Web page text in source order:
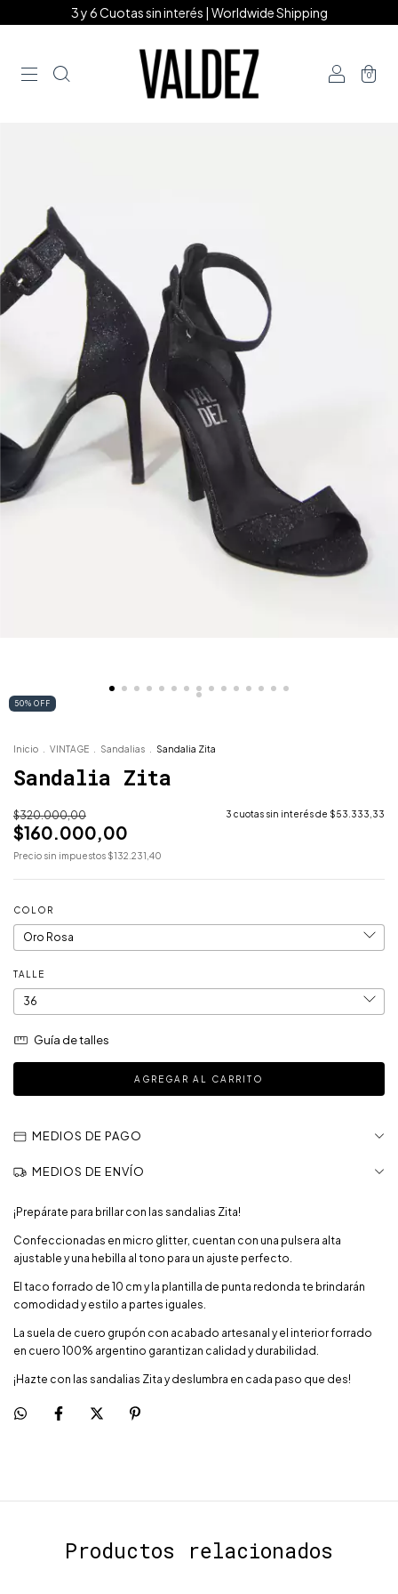
3 y 6 Cuotas sin interés | Worldwide Shipping
0
50% OFF
Inicio VINTAGE Sandalias Sandalia Zita
Sandalia Zita
$320.000,00
$160.000,00
3 cuotas sin interés de $53.333,33
Precio sin impuestos $132.231,40
COLOR
TALLE
Guía de talles
MEDIOS DE PAGO
MEDIOS DE ENVÍO
¡Prepárate para brillar con las sandalias Zita!
Confeccionadas en micro glitter, cuentan con una pulsera alta
ajustable y una hebilla al tono para un ajuste perfecto.
El taco forrado de 10 cm y la plantilla de punta redonda te brindarán
comodidad y estilo a partes iguales.
La suela de cuero grupón con acabado artesanal y el interior forrado
en cuero 100% argentino garantizan calidad y durabilidad.
¡Hazte con las sandalias Zita y deslumbra en cada paso que des!
Productos relacionados